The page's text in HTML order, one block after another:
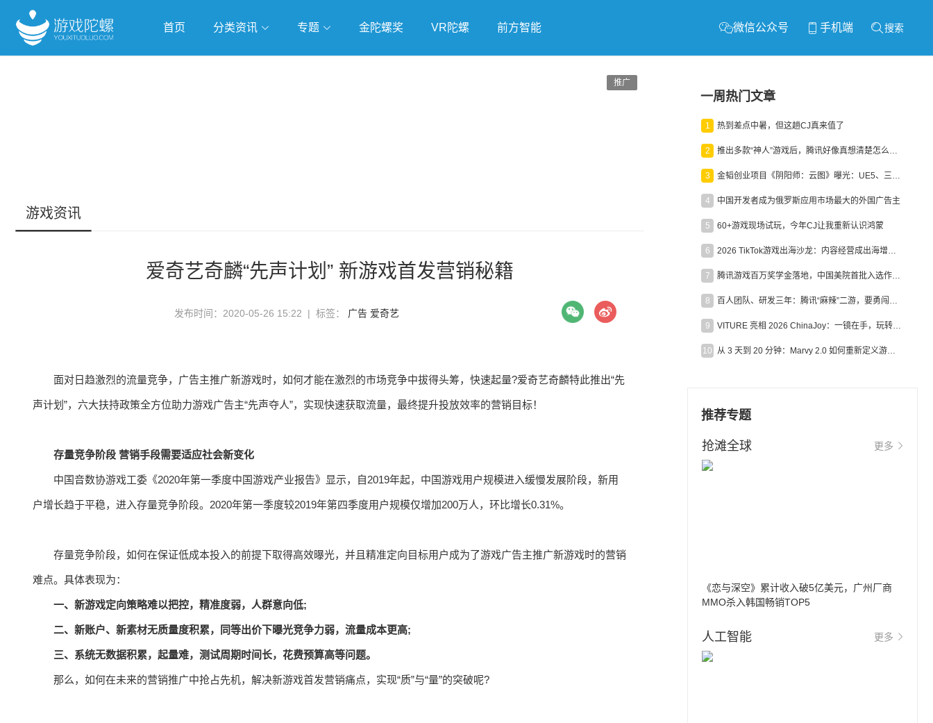
首页 分类资讯 专题 金陀螺奖 VR陀螺 前方智能 微信公众号 手机端 搜索
推广
游戏资讯
爱奇艺奇麟“先声计划” 新游戏首发营销秘籍
发布时间：2020-05-26 15:22 | 标签： 广告 爱奇艺
面对日趋激烈的流量竞争，广告主推广新游戏时，如何才能在激烈的市场竞争中拔得头筹，快速起量?爱奇艺奇麟特此推出“先
声计划”，六大扶持政策全方位助力游戏广告主“先声夺人”，实现快速获取流量，最终提升投放效率的营销目标！
存量竞争阶段 营销手段需要适应社会新变化
中国音数协游戏工委《2020年第一季度中国游戏产业报告》显示，自2019年起，中国游戏用户规模进入缓慢发展阶段，新用
户增长趋于平稳，进入存量竞争阶段。2020年第一季度较2019年第四季度用户规模仅增加200万人，环比增长0.31%。
存量竞争阶段，如何在保证低成本投入的前提下取得高效曝光，并且精准定向目标用户成为了游戏广告主推广新游戏时的营销
难点。具体表现为：
一、新游戏定向策略难以把控，精准度弱，人群意向低;
二、新账户、新素材无质量度积累，同等出价下曝光竞争力弱，流量成本更高;
三、系统无数据积累，起量难，测试周期时间长，花费预算高等问题。
那么，如何在未来的营销推广中抢占先机，解决新游戏首发营销痛点，实现“质”与“量”的突破呢?
一周热门文章
1 热到差点中暑，但这趟CJ真来值了
2 推出多款“神人”游戏后，腾讯好像真想清楚怎么做二次元了
3 金韬创业项目《阴阳师：云图》曝光：UE5、三端互通、ARPG
4 中国开发者成为俄罗斯应用市场最大的外国广告主
5 60+游戏现场试玩，今年CJ让我重新认识鸿蒙
6 2026 TikTok游戏出海沙龙：内容经营成出海增长新引擎
7 腾讯游戏百万奖学金落地，中国美院首批入选作品获业内关注
8 百人团队、研发三年：腾讯“麻辣”二游，要勇闯男性恋爱市场
9 VITURE 亮相 2026 ChinaJoy：一镜在手，玩转全场！
10 从 3 天到 20 分钟：Marvy 2.0 如何重新定义游戏出海营销效率？
推荐专题
抢滩全球 更多
《恋与深空》累计收入破5亿美元，广州厂商
MMO杀入韩国畅销TOP5
人工智能 更多